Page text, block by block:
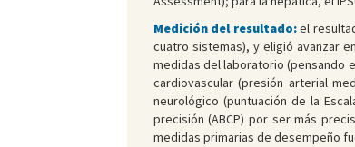
Medición del resultado:el
cuatro sistemas), y eligió avanzar
medidas del laboratorio (pensando
cardiovascular (presión arterial
neurológico (puntuación de la
precisión (ABCP) por ser más
medidas primarias de desempeño